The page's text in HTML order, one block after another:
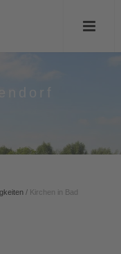
/ Kirchen in Bad